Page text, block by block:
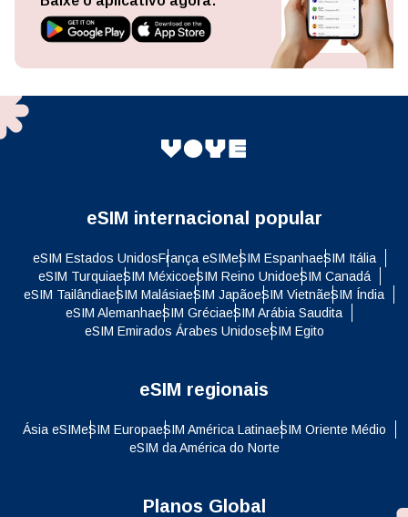
eSIM internacional popular
eSIM Estados UnidosFrança eSIMeSIM EspanhaeSIM Itália
eSIM TurquiaeSIM MéxicoeSIM Reino UnidoeSIM Canadá
eSIM TailândiaeSIM MalásiaeSIM JapãoeSIM VietnãeSIM Índia
eSIM AlemanhaeSIM GréciaeSIM Arábia Saudita
eSIM Emirados Árabes UnidoseSIM Egito
eSIM regionais
Ásia eSIMeSIM EuropaeSIM América LatinaeSIM Oriente Médio
eSIM da América do Norte
Planos Global